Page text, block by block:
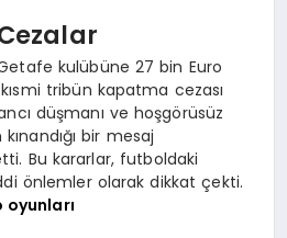
Cezalar
kulübüne 27 bin Euro
tribün kapatma cezası
düşmanı ve hoşgörüsüz
bir mesaj
Bu kararlar, futboldaki
önlemler olarak dikkat çekti.